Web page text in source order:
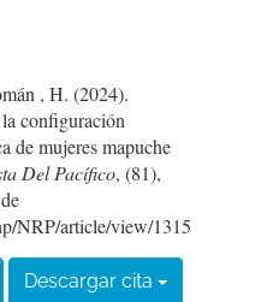
, H. (2024).
configuración
de mujeres mapuche
Del Pacífico, (81),
NRP/article/view/1315
Descargar cita